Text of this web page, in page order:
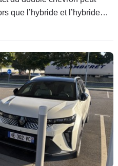
que l’hybride et l’hybride
en 100 % électriques.
s’avère-t-elle réussie ?